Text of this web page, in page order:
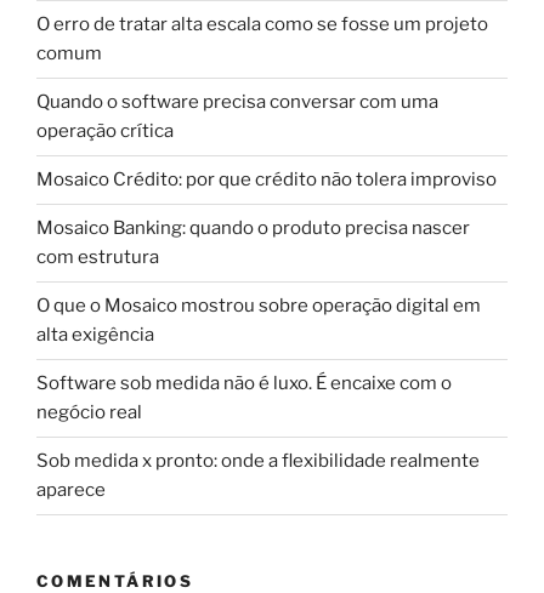
O erro de tratar alta escala como se fosse um projeto
comum
Quando o software precisa conversar com uma
operação crítica
Mosaico Crédito: por que crédito não tolera improviso
Mosaico Banking: quando o produto precisa nascer
com estrutura
O que o Mosaico mostrou sobre operação digital em
alta exigência
Software sob medida não é luxo. É encaixe com o
negócio real
Sob medida x pronto: onde a flexibilidade realmente
aparece
COMENTÁRIOS